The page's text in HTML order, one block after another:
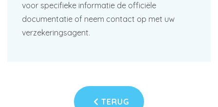
voor specifieke informatie de officiële
documentatie of neem contact op met uw
verzekeringsagent.
TERUG